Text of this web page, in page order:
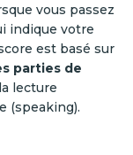
vous passez
indique votre
est basé sur
parties de
lecture
(speaking).